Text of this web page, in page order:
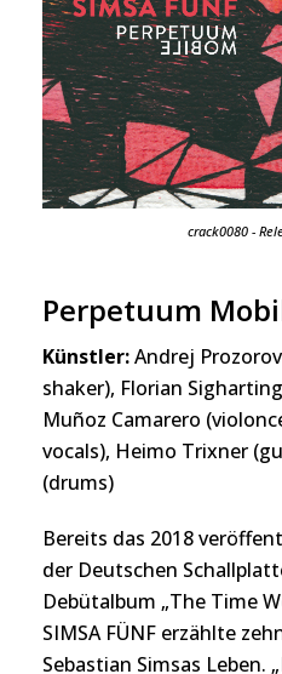
crack0080 -
Perpetuum
Künstler:Andrej
shaker), Florian
Muñoz Camarero
vocals), Heimo Trixner
(drums)
Bereits das 2018
der Deutschen
Debütalbum „The Time
SIMSA FÜNF erzählte
Sebastian Simsas Leben.